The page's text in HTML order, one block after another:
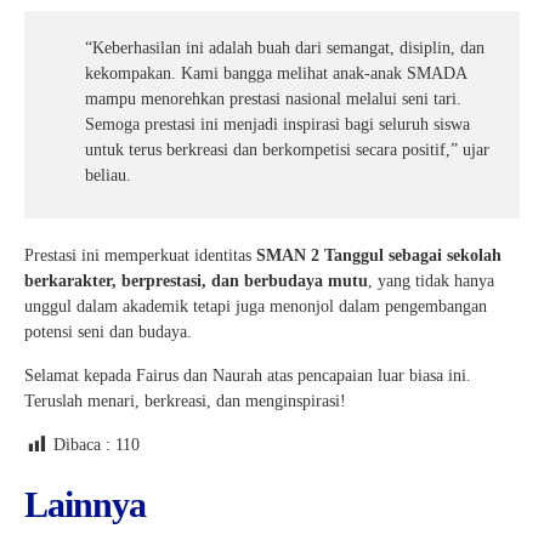
“Keberhasilan ini adalah buah dari semangat, disiplin, dan
kekompakan. Kami bangga melihat anak-anak SMADA
mampu menorehkan prestasi nasional melalui seni tari.
Semoga prestasi ini menjadi inspirasi bagi seluruh siswa
untuk terus berkreasi dan berkompetisi secara positif,” ujar
beliau.
Prestasi ini memperkuat identitas SMAN 2 Tanggul sebagai sekolah
berkarakter, berprestasi, dan berbudaya mutu, yang tidak hanya
unggul dalam akademik tetapi juga menonjol dalam pengembangan
potensi seni dan budaya.
Selamat kepada Fairus dan Naurah atas pencapaian luar biasa ini.
Teruslah menari, berkreasi, dan menginspirasi!
Dibaca : 110
Lainnya